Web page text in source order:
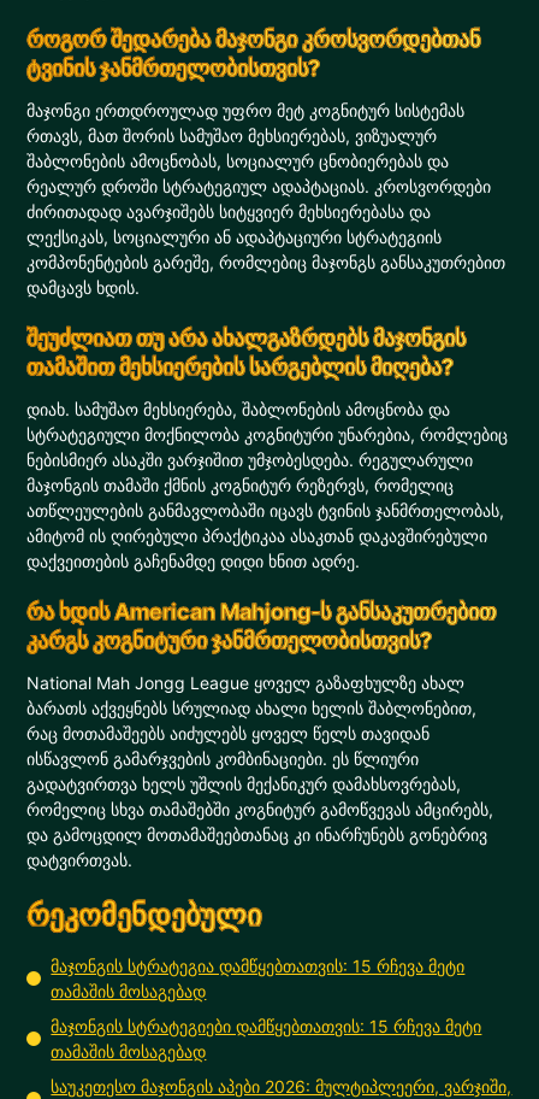
როგორ შედარება მაჯონგი კროსვორდებთან
ტვინის ჯანმრთელობისთვის?
მაჯონგი ერთდროულად უფრო მეტ კოგნიტურ სისტემას
რთავს, მათ შორის სამუშაო მეხსიერებას, ვიზუალურ
შაბლონების ამოცნობას, სოციალურ ცნობიერებას და
რეალურ დროში სტრატეგიულ ადაპტაციას. კროსვორდები
ძირითადად ავარჯიშებს სიტყვიერ მეხსიერებასა და
ლექსიკას, სოციალური ან ადაპტაციური სტრატეგიის
კომპონენტების გარეშე, რომლებიც მაჯონგს განსაკუთრებით
დამცავს ხდის.
შეუძლიათ თუ არა ახალგაზრდებს მაჯონგის
თამაშით მეხსიერების სარგებლის მიღება?
დიახ. სამუშაო მეხსიერება, შაბლონების ამოცნობა და
სტრატეგიული მოქნილობა კოგნიტური უნარებია, რომლებიც
ნებისმიერ ასაკში ვარჯიშით უმჯობესდება. რეგულარული
მაჯონგის თამაში ქმნის კოგნიტურ რეზერვს, რომელიც
ათწლეულების განმავლობაში იცავს ტვინის ჯანმრთელობას,
ამიტომ ის ღირებული პრაქტიკაა ასაკთან დაკავშირებული
დაქვეითების გაჩენამდე დიდი ხნით ადრე.
რა ხდის American Mahjong-ს განსაკუთრებით
კარგს კოგნიტური ჯანმრთელობისთვის?
National Mah Jongg League ყოველ გაზაფხულზე ახალ
ბარათს აქვეყნებს სრულიად ახალი ხელის შაბლონებით,
რაც მოთამაშეებს აიძულებს ყოველ წელს თავიდან
ისწავლონ გამარჯვების კომბინაციები. ეს წლიური
გადატვირთვა ხელს უშლის მექანიკურ დამახსოვრებას,
რომელიც სხვა თამაშებში კოგნიტურ გამოწვევას ამცირებს,
და გამოცდილ მოთამაშეებთანაც კი ინარჩუნებს გონებრივ
დატვირთვას.
რეკომენდებული
მაჯონგის სტრატეგია დამწყებთათვის: 15 რჩევა მეტი
თამაშის მოსაგებად
მაჯონგის სტრატეგიები დამწყებთათვის: 15 რჩევა მეტი
თამაშის მოსაგებად
საუკეთესო მაჯონგის აპები 2026: მულტიპლეერი, ვარჯიში,